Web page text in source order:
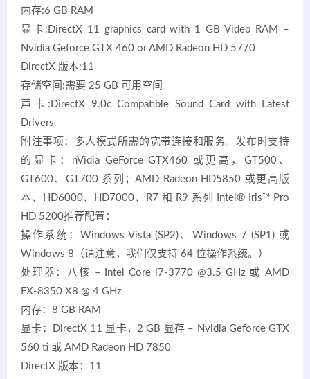
内存:6 GB RAM
显卡:DirectX 11 graphics card with 1 GB Video RAM –
Nvidia Geforce GTX 460 or AMD Radeon HD 5770
DirectX 版本:11
存储空间:需要 25 GB 可用空间
声卡:DirectX 9.0c Compatible Sound Card with Latest
Drivers
附注事项：多人模式所需的宽带连接和服务。发布时支持
的显卡：nVidia GeForce GTX460 或更高，GT500、
GT600、GT700 系列；AMD Radeon HD5850 或更高版
本、HD6000、HD7000、R7 和 R9 系列 Intel® Iris™ Pro
HD 5200推荐配置：
操作系统：Windows Vista (SP2)、Windows 7 (SP1) 或
Windows 8（请注意，我们仅支持 64 位操作系统。）
处理器：八核 – Intel Core i7-3770 @3.5 GHz 或 AMD
FX-8350 X8 @ 4 GHz
内存：8 GB RAM
显卡：DirectX 11 显卡，2 GB 显存 – Nvidia Geforce GTX
560 ti 或 AMD Radeon HD 7850
DirectX 版本：11